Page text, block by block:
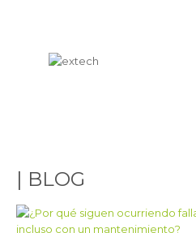
| BLOG